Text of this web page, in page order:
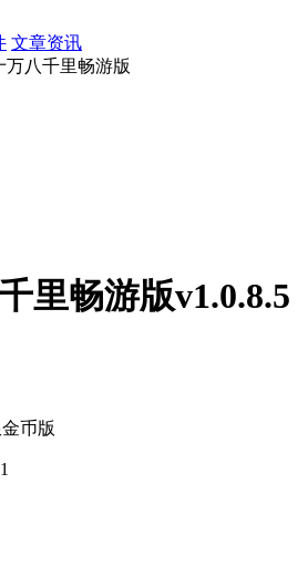
文章资讯
万八千里畅游版
里畅游版v1.0.8.5
币版